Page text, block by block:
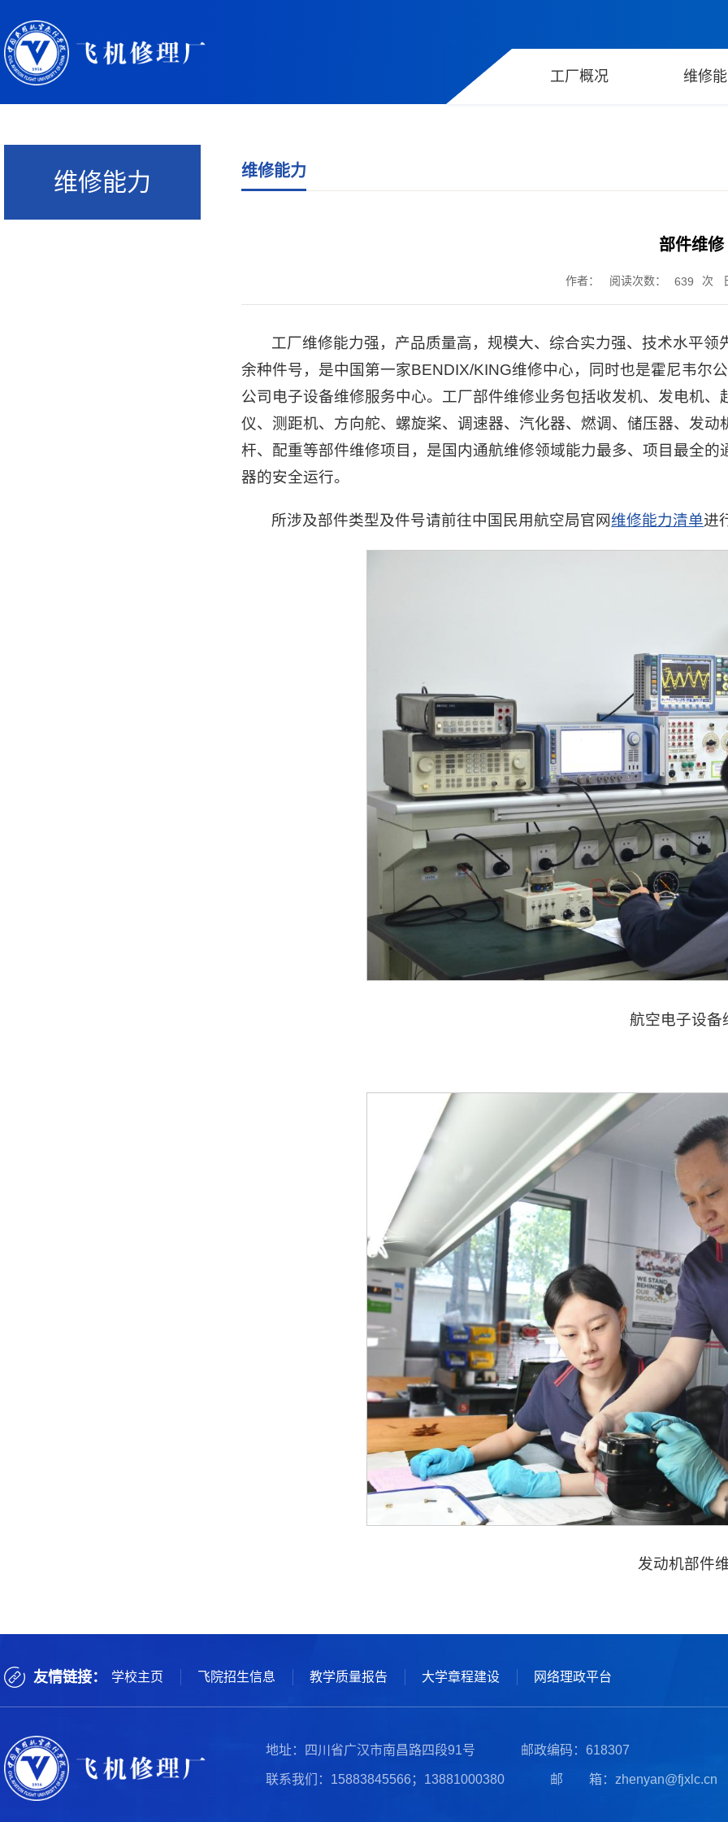
工厂概况 维修
维修能力 维修能力
部件维修
作者： 阅读次数： 639 次
工厂维修能力强，产品质量高，规模大、综合实力强、技术水平
余种件号，是中国第一家BENDIX/KING维修中心，同时也是霍尼韦尔
公司电子设备维修服务中心。工厂部件维修业务包括收发机、发电机
仪、测距机、方向舵、螺旋桨、调速器、汽化器、燃调、储压器、发
杆、配重等部件维修项目，是国内通航维修领域能力最多、项目最全
器的安全运行。
所涉及部件类型及件号请前往中国民用航空局官网维修能力清单进
航空电子设备
发动机部件
友情链接： 学校主页 飞院招生信息 教学质量报告 大学章程建设 网络理政平台
地址：四川省广汉市南昌路四段91号 邮政编码：618307
联系我们：15883845566；13881000380 邮 箱： zhenyan@fjxlc.cn